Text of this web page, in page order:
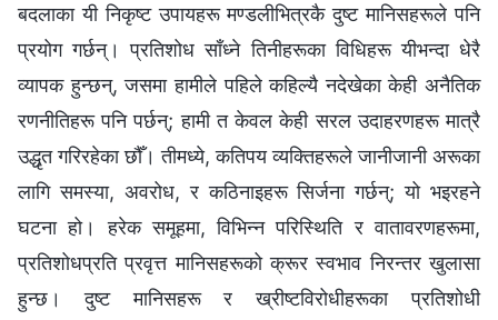
बदलाका यी निकृष्ट उपायहरू मण्डलीभित्रकै दुष्ट मानिसहरूले पनि
प्रयोग गर्छन्। प्रतिशोध साँध्ने तिनीहरूका विधिहरू यीभन्दा धेरै
व्यापक हुन्छन्, जसमा हामीले पहिले कहिल्यै नदेखेका केही अनैतिक
रणनीतिहरू पनि पर्छन्; हामी त केवल केही सरल उदाहरणहरू मात्रै
उद्धृत गरिरहेका छौँ। तीमध्ये, कतिपय व्यक्तिहरूले जानीजानी अरूका
लागि समस्या, अवरोध, र कठिनाइहरू सिर्जना गर्छन्; यो भइरहने
घटना हो। हरेक समूहमा, विभिन्न परिस्थिति र वातावरणहरूमा,
प्रतिशोधप्रति प्रवृत्त मानिसहरूको क्रूर स्वभाव निरन्तर खुलासा
हुन्छ। दुष्ट मानिसहरू र ख्रीष्टविरोधीहरूका प्रतिशोधी